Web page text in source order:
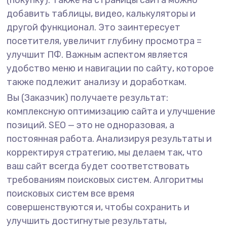
добавить таблицы, видео, калькуляторы и
другой функционал. Это заинтересует
посетителя, увеличит глубину просмотра =
улучшит ПФ. Важным аспектом является
удобство меню и навигации по сайту, которое
также подлежит анализу и доработкам.
Вы (Заказчик) получаете результат:
комплексную оптимизацию сайта и улучшение
позиций. SEO — это не одноразовая, а
постоянная работа. Анализируя результаты и
корректируя стратегию, мы делаем так, что
ваш сайт всегда будет соответствовать
требованиям поисковых систем. Алгоритмы
поисковых систем все время
совершенствуются и, чтобы сохранить и
улучшить достигнутые результаты,